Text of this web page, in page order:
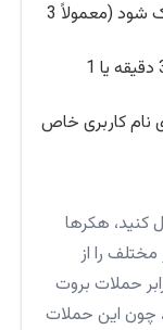
بعد از چند بار ورود ناموفق، کاربر بلاک شود (معمولاً 3
مدت زمان بلاک چقدر باشد (مثلاً 30 دقیقه یا 1
کنید، هکرها
را از
حملات بروت
چون این حملات